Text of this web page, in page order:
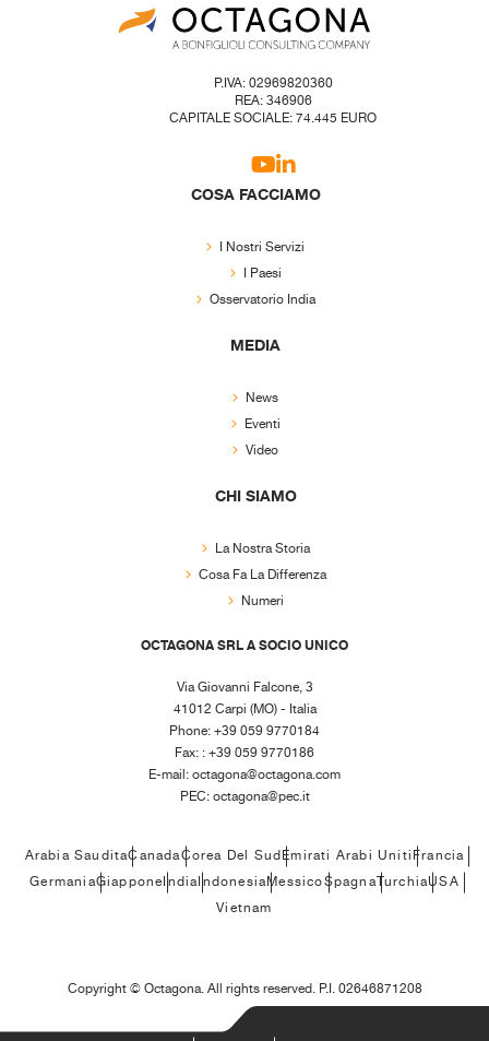
P.IVA: 02969820360
REA: 346906
CAPITALE SOCIALE: 74.445 EURO
COSA FACCIAMO
I Nostri Servizi
I Paesi
Osservatorio India
MEDIA
News
Eventi
Video
CHI SIAMO
La Nostra Storia
Cosa Fa La Differenza
Numeri
OCTAGONA SRL A SOCIO UNICO
Via Giovanni Falcone, 3
41012 Carpi (MO) - Italia
Phone: +39 059 9770184
Fax: : +39 059 9770186
E-mail:octagona@octagona.com
PEC:octagona@pec.it
Arabia SauditaCanadaCorea Del SudEmirati Arabi UnitiFrancia
GermaniaGiapponeIndiaIndonesiaMessicoSpagnaTurchiaUSA
Vietnam
Copyright ©Octagona. All rights reserved. P.I. 02646871208